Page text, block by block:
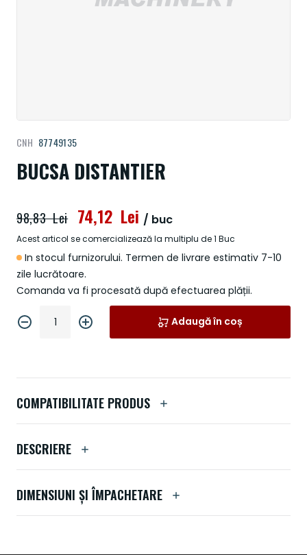
BUCSA DISTANTIER
CNH 87749135
In stocul furnizorului. Termen de livrare estimativ 7-10
zile lucrătoare.
Comanda va fi procesată după efectuarea plății.
74,12 Lei
98,83 Lei / buc
Acest articol se comercializează la multiplu de 1 Buc
Adaugă în coș
la
începutul
galeriei
imagini
COMPATIBILITATE PRODUS
DESCRIERE
DIMENSIUNI ȘI ÎMPACHETARE